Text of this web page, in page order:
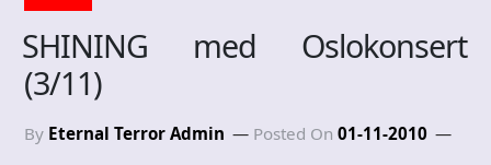
SHINING med Oslokonsert
(3/11)
By Eternal Terror Admin Posted On 01-11-2010